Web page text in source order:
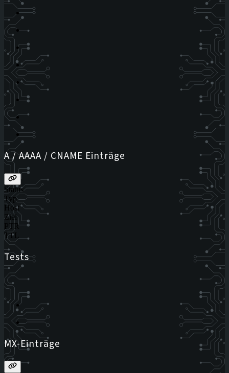
A / AAAA / CNAME Einträge
Status
Typ
Host
Ziel
PTR
TTL
Tests
MX-Einträge